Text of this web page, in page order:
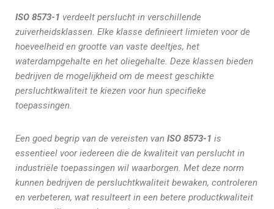
ISO 8573-1 verdeelt perslucht in verschillende
zuiverheidsklassen. Elke klasse definieert limieten voor de
hoeveelheid en grootte van vaste deeltjes, het
waterdampgehalte en het oliegehalte. Deze klassen bieden
bedrijven de mogelijkheid om de meest geschikte
persluchtkwaliteit te kiezen voor hun specifieke
toepassingen.
Een goed begrip van de vereisten van ISO 8573-1 is
essentieel voor iedereen die de kwaliteit van perslucht in
industriële toepassingen wil waarborgen. Met deze norm
kunnen bedrijven de persluchtkwaliteit bewaken, controleren
en verbeteren, wat resulteert in een betere productkwaliteit